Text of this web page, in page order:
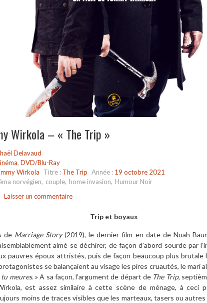
Wirkola – « The Trip »
Delavaud
, DVD/Blu-Ray
Wirkola Titre : The Trip Année : 19 octobre 2021
norvégien, couple, home invasion, Humour Noir
Laisser un commentaire
Trip et boyaux
de Marriage Story(2019), le dernier film en date de Noah
aimé se déchirer, de façon d’abord sourde par
pauvres époux attristés, puis de façon beaucoup plus brutale
se balançaient au visage les pires cruautés, le mari
tu meures. » A sa façon, l’argument de départ de The Trip,
est assez similaire à cette scène de ménage, à ceci
moins de traces visibles que les marteaux, tasers ou